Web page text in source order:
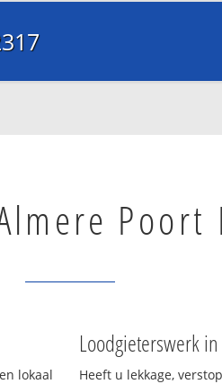
Poort
lokaal
Loodgieterswerk in
Heeft u lekkage,